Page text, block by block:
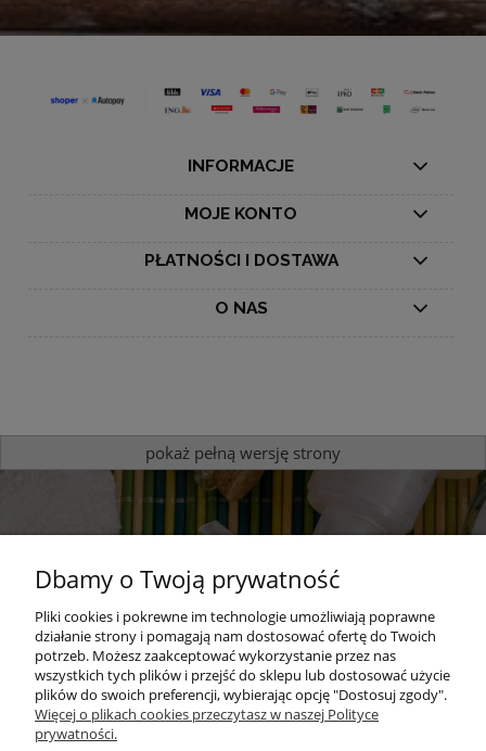
INFORMACJE
MOJE KONTO
PŁATNOŚCI I DOSTAWA
O NAS
pokaż pełną wersję strony
Sprawdź nasze produkty
zapachowe
Dbamy o Twoją prywatność
Pliki cookies i pokrewne im technologie umożliwiają poprawne
działanie strony i pomagają nam dostosować ofertę do Twoich
potrzeb. Możesz zaakceptować wykorzystanie przez nas
wszystkich tych plików i przejść do sklepu lub dostosować użycie
plików do swoich preferencji, wybierając opcję "Dostosuj zgody".
Więcej o plikach cookies przeczytasz w naszej Polityce
prywatności.